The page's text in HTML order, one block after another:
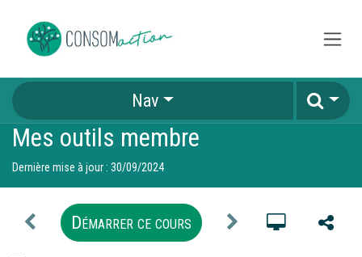
Nav
Mes outils membre
Dernière mise à jour : 30/09/2024
Démarrer ce cours